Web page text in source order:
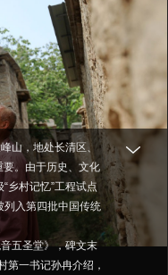
山，地处长清区、
。由于历史、文化
乡村记忆”工程试点
列入第四批中国传统
五圣堂》，碑文末
第一书记孙冉介绍，